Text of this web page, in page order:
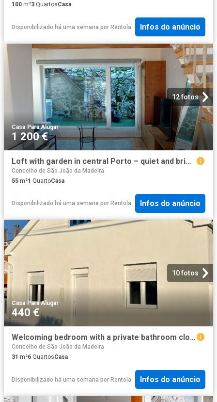
100 m²3 QuartosCasa
Disponibilizado há uma semana por Rentola Infos do anúncio
12 fotos
Casa·Para Alugar
1 200 €
Loft with garden in central Porto – quiet and bright, Porto Amsterdam Apartments for Rent
Concelho de São João da Madeira
55 m²1 QuartoCasa
Disponibilizado há uma semana por Rentola Infos do anúncio
10 fotos
Casa· Para Alugar
440 €
Welcoming bedroom with a private bathroom close to the University of Aveiro
Concelho de São João da Madeira
31 m²6 QuartosCasa
Disponibilizado há uma semana por Rentola Infos do anúncio